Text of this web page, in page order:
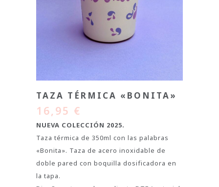
TAZA TÉRMICA «BONITA»
16,95 €
NUEVA COLECCIÓN 2025.
Taza térmica de 350ml con las palabras
«Bonita». Taza de acero inoxidable de
doble pared con boquilla dosificadora en
la tapa.